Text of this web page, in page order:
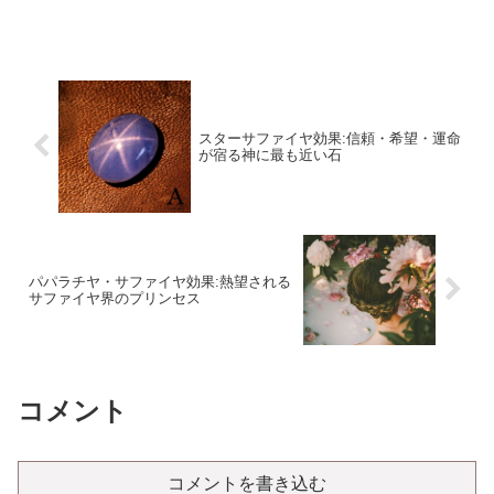
スターサファイヤ効果:信頼・希望・運命
が宿る神に最も近い石
パパラチヤ・サファイヤ効果:熱望される
サファイヤ界のプリンセス
コメント
コメントを書き込む